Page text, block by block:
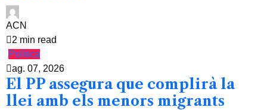
ACN
2 min read
Política
ag. 07, 2026
El PP assegura que complirà la
llei amb els menors migrants